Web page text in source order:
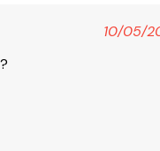
10/05/
?